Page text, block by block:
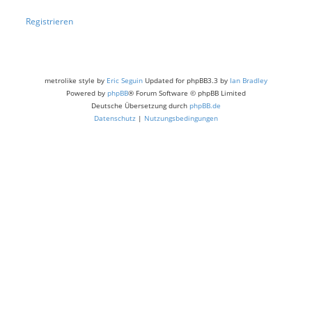
Registrieren
metrolike style by Eric Seguin Updated for phpBB3.3 by Ian Bradley
Powered by phpBB® Forum Software © phpBB Limited
Deutsche Übersetzung durch phpBB.de
Datenschutz | Nutzungsbedingungen